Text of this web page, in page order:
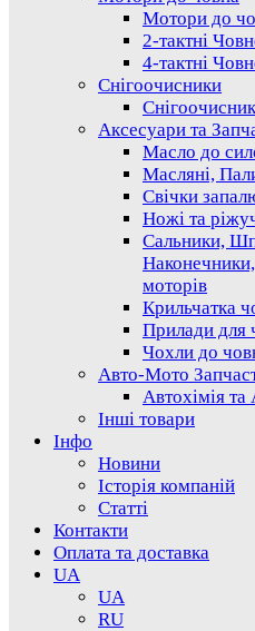
Мотори до
2-тактні
4-тактні
Снігоочисники
Аксесуари та
Масло до
Масляні,
Свічки
Ножі та
Сальники,
моторів
Крильчатка
Прилади для
Чохли до
Авто-Мото
Автохімія та
Інші товари
Інфо
Новини
Історія компаній
Статті
Контакти
Оплата та доставка
UA
UA
RU